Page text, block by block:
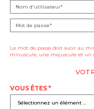
Le mot de passe doit avoir au
minuscule, une majuscule et un
VOUS ÊTES *